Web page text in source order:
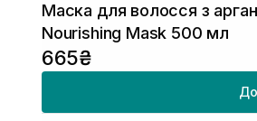
Маска для волосся з
Nourishing Mask 500 мл
665₴